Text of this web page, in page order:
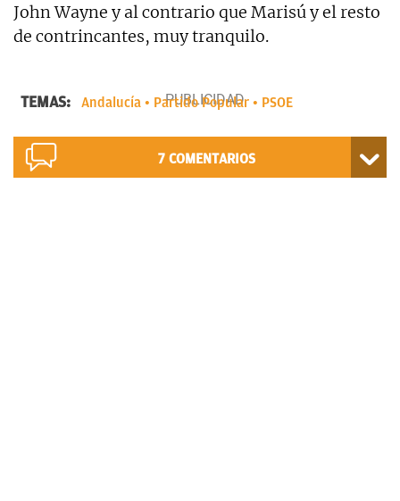
John Wayne y al contrario que Marisú y el resto
de contrincantes, muy tranquilo.
TEMAS: Andalucía Partido Popular PSOE
7 COMENTARIOS